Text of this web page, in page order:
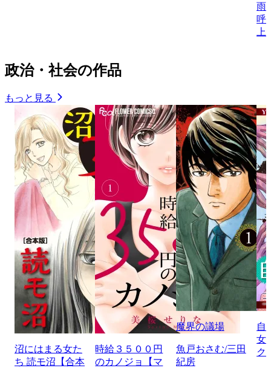
雨
呼
政治・社会の作品
もっと見る
沼にはまる女た
ち 読モ沼【合本
時給３５００円
のカノジョ【マ
魔界の議場
魚戸おさむ/三田
紀房
自
女
ク